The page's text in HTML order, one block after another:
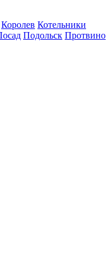
Королев Котельники
Подольск Протвино